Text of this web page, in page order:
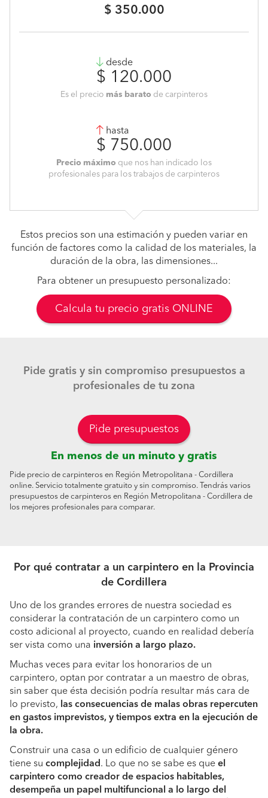
$ 350.000
desde
$ 120.000
Es el precio más barato de carpinteros
hasta
$ 750.000
Precio máximo que nos han indicado los
profesionales para los trabajos de carpinteros
Estos precios son una estimación y pueden variar en
función de factores como la calidad de los materiales, la
duración de la obra, las dimensiones...
Para obtener un presupuesto personalizado:
Calcula tu precio gratis ONLINE
Pide gratis y sin compromiso presupuestos a
profesionales de tu zona
Pide presupuestos
En menos de un minuto y gratis
Pide precio de carpinteros en Región Metropolitana - Cordillera
online. Servicio totalmente gratuito y sin compromiso. Tendrás varios
presupuestos de carpinteros en Región Metropolitana - Cordillera de
los mejores profesionales para comparar.
Por qué contratar a un carpintero en la Provincia
de Cordillera
Uno de los grandes errores de nuestra sociedad es
considerar la contratación de un carpintero como un
costo adicional al proyecto, cuando en realidad debería
ser vista como una inversión a largo plazo.
Muchas veces para evitar los honorarios de un
carpintero, optan por contratar a un maestro de obras,
sin saber que ésta decisión podría resultar más cara de
lo previsto, las consecuencias de malas obras repercuten
en gastos imprevistos, y tiempos extra en la ejecución de
la obra.
Construir una casa o un edificio de cualquier género
tiene su complejidad. Lo que no se sabe es que el
carpintero como creador de espacios habitables,
desempeña un papel multifuncional a lo largo del